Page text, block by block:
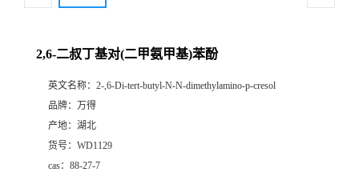
2,6-二叔丁基对(二甲氨甲基)苯酚
英文名称： 2-,6-Di-tert-butyl-N-N-dimethylamino-p-cresol
品牌： 万得
产地： 湖北
货号： WD1129
cas： 88-27-7